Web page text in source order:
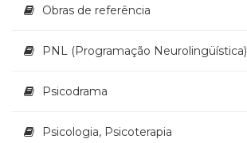
Televisão
Temas
africanos
Terapia
(21)
Obras de referência
PNL (Programação Neurolingüística)
Psicodrama
Psicologia, Psicoterapia